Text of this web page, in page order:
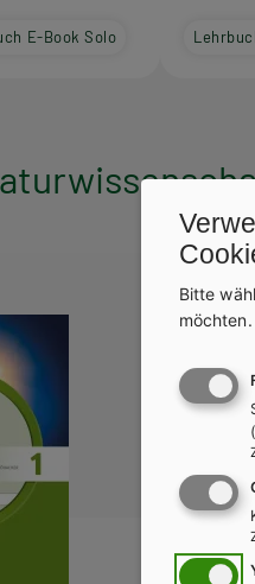
E-Book Solo
Bitte
möchten.